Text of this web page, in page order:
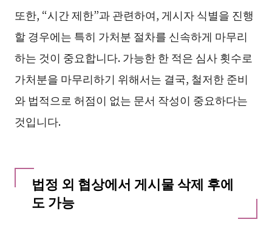
또한, “시간 제한”과 관련하여, 게시자 식별을 진행
할 경우에는 특히 가처분 절차를 신속하게 마무리
하는 것이 중요합니다. 가능한 한 적은 심사 횟수로
가처분을 마무리하기 위해서는 결국, 철저한 준비
와 법적으로 허점이 없는 문서 작성이 중요하다는
것입니다.
법정 외 협상에서 게시물 삭제 후에
도 가능